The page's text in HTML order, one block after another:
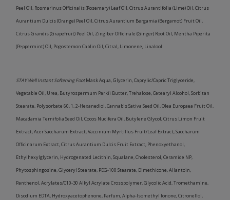
Peel Oil, Rosmarinus Officinalis (Rosemary) Leaf Oil, Citrus Aurantifolia (Lime) Oil, Citrus
Aurantium Dulcis (Orange) Peel Oil, Citrus Aurantium Bergamia (Bergamot) Fruit Oil,
Citrus Grandis (Grapefruit) Peel Oil, Zingiber Officinale (Ginger) Root Oil, Mentha Piperita
(Peppermint) Oil, Pogostemon Cablin Oil, Citral, Limonene, Linalool
STAY Well Instant Softening FootMask Aqua, Glycerin, Caprylic/Capric Triglyceride,
Vegetable Oil, Urea, Butyrospermum Parkii Butter, Trehalose, Cetearyl Alcohol, Sorbitan
Stearate, Polysorbate 60, 1, 2-Hexanediol, Cannabis Sativa Seed Oil, Olea Europaea Fruit Oil,
Macadamia Ternifolia Seed Oil, Cocos Nucifera Oil, Butylene Glycol, Citrus Limon Fruit
Extract, Acer Saccharum Extract, Vaccinium Myrtillus Fruit/Leaf Extract, Saccharum
Officinarum Extract, Citrus Aurantium Dulcis Fruit Extract, Phenoxyethanol,
Ethylhexylglycerin, Hydrogenated Lecithin, Squalane, Cholesterol, Ceramide NP,
Phytosphingosine, Glyceryl Stearate, PEG-100 Stearate, Dimethicone, Allantoin,
Panthenol, Acrylates/C10-30 Alkyl Acrylate Crosspolymer, Glycolic Acid, Tromethamine,
Disodium EDTA, Hydroxyacetophenone, Parfum, Alpha-Isomethyl Ionone, Citronellol,